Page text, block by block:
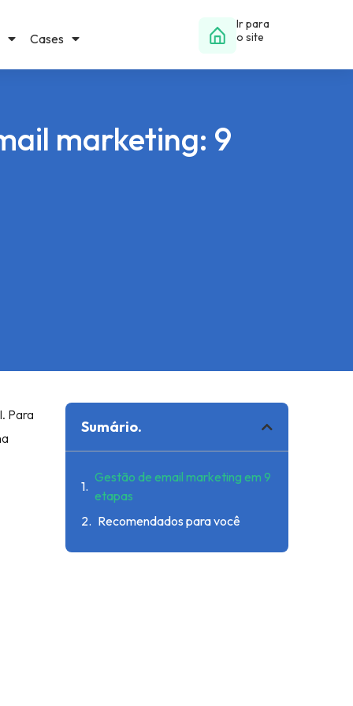
Cases
Ir para
o site
marketing: 9
Para
Sumário.
Gestão de email marketing em 9
etapas
Recomendados para você